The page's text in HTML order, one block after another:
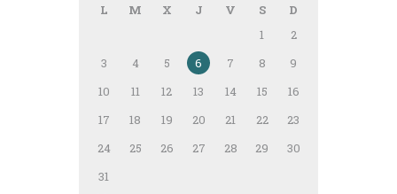
L M X J V S
D
1
2
3
4 5 6 7 8
9
10
11 12 13 14 15
16
17
18 19 20 21 22
23
24
25 26 27 28 29
30
31